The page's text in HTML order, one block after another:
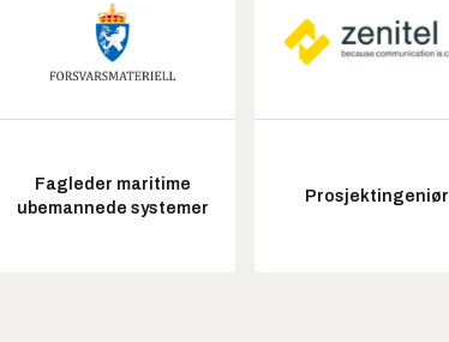
Fagleder maritime
ubemannede systemer
Prosjektingeniør